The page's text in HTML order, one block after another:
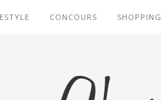
CONCOURS SHOPPING